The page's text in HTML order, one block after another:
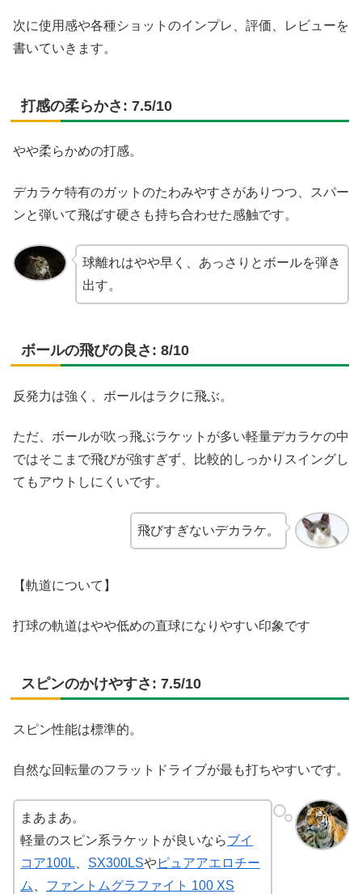
次に使用感や各種ショットのインプレ、評価、レビューを
書いていきます。
打感の柔らかさ: 7.5/10
やや柔らかめの打感。
デカラケ特有のガットのたわみやすさがありつつ、スパー
ンと弾いて飛ばす硬さも持ち合わせた感触です。
球離れはやや早く、あっさりとボールを弾き
出す。
ボールの飛びの良さ: 8/10
反発力は強く、ボールはラクに飛ぶ。
ただ、ボールが吹っ飛ぶラケットが多い軽量デカラケの中
ではそこまで飛びが強すぎず、比較的しっかりスイングし
てもアウトしにくいです。
飛びすぎないデカラケ。
【軌道について】
打球の軌道はやや低めの直球になりやすい印象です
スピンのかけやすさ: 7.5/10
スピン性能は標準的。
自然な回転量のフラットドライブが最も打ちやすいです。
まあまあ。
軽量のスピン系ラケットが良いならブイ
コア100L、 SX300LSやピュアアエロチー
ム、 ファントムグラファイト 100 XS